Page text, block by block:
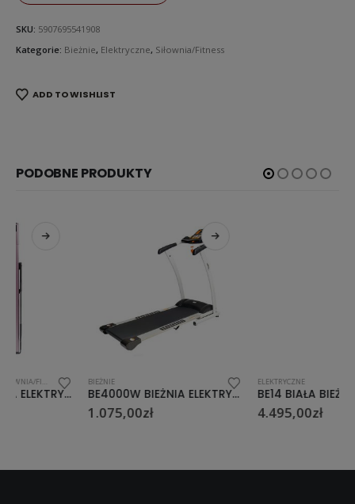
SKU: 5907695541908
Kategorie: Bieżnie, Elektryczne, Siłownia/Fitness
ADD TO WISHLIST
PODOBNE PRODUKTY
BIEŻNIE
BE4000W BIEŻNIA ELEKTRYCZNA NN
ELEKTRYCZNE
BE14 BIAŁA BIEŻNIA ELEKTRYCZNA SKY WALK